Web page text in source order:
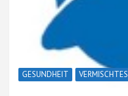
GESUNDHEIT VERMISCHTES